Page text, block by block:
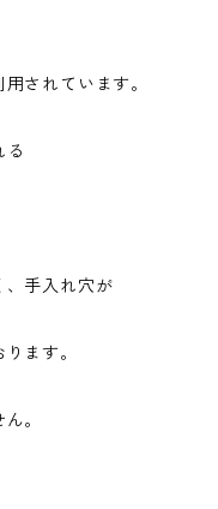
されています。
る
、手入れ穴が
ます。
。